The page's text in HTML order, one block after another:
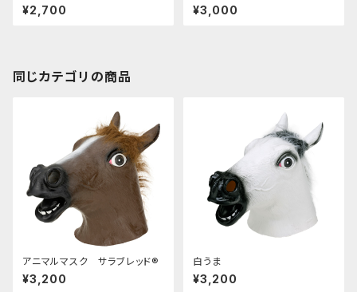
¥2,700 ¥3,000
同じカテゴリの商品
アニマルマスク サラブレッド®
¥3,200
白うま
¥3,200